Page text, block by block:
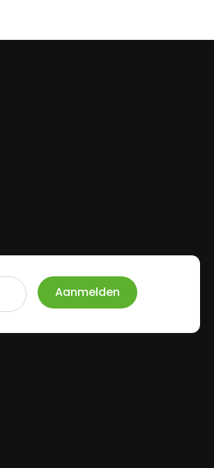
Aanmelden